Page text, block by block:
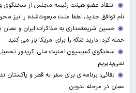
انتقاد عضو هیئت رئیسه مجلس از سخنگوی
نام توافق جدید، لطفا ملت مبعوث‌شده را نیز
حسین شریعتمداری به مذاکرات ایران و عمان
حمله کرد: دارید تنگه را برای امریکا باز می کنید
سخنگوی کمیسیون امنیت ملی: کریدور تحمیلی
نمی‌پذیریم
بقائی: برنامه‌ای برای سفر به قطر و پاکستان
عمان در مرحله تدوین